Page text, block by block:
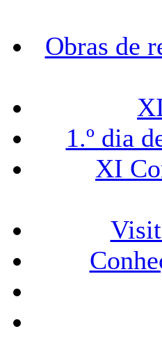
Obras de
1.º dia
XI